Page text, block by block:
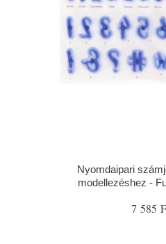
Nyomdaipari
modellezéshez -
7 585